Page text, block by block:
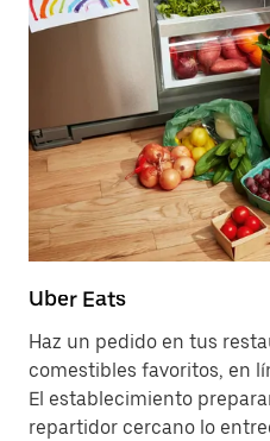
Uber Eats
Haz un pedido en tus
comestibles favoritos, en
El establecimiento
repartidor cercano lo